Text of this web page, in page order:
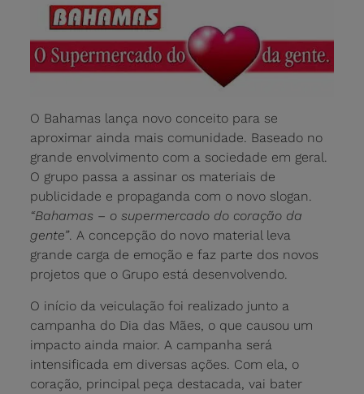
O Bahamas lança novo conceito para se
aproximar ainda mais comunidade. Baseado no
grande envolvimento com a sociedade em geral.
O grupo passa a assinar os materiais de
publicidade e propaganda com o novo slogan.
“Bahamas – o supermercado do coração da
gente”. A concepção do novo material leva
grande carga de emoção e faz parte dos novos
projetos que o Grupo está desenvolvendo.
O início da veiculação foi realizado junto a
campanha do Dia das Mães, o que causou um
impacto ainda maior. A campanha será
intensificada em diversas ações. Com ela, o
coração, principal peça destacada, vai bater